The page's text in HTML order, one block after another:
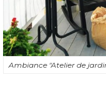
Ambiance "Atelier de